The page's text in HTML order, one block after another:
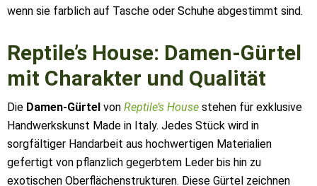
wenn sie farblich auf Tasche oder Schuhe abgestimmt sind.
Reptile’s House: Damen-Gürtel
mit Charakter und Qualität
Die Damen-Gürtel von Reptile’s House stehen für exklusive
Handwerkskunst Made in Italy. Jedes Stück wird in
sorgfältiger Handarbeit aus hochwertigen Materialien
gefertigt von pflanzlich gegerbtem Leder bis hin zu
exotischen Oberflächenstrukturen. Diese Gürtel zeichnen